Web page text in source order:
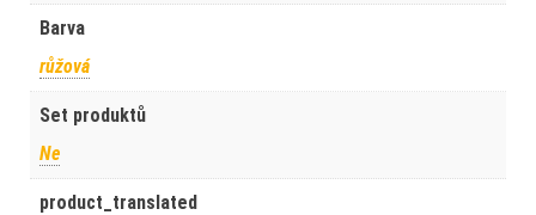
Barva
růžová
Set produktů
Ne
product_translated